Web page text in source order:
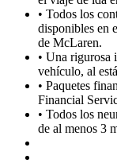
• Todos los
disponibles en
de McLaren.
• Una rigurosa
vehículo, al
• Paquetes
Financial
• Todos los
de al menos 3